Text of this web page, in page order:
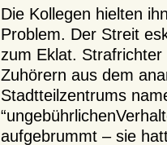
Die Kollegen hielten
Problem. Der Streit
zum Eklat.
Zuhörern aus dem
Stadtteilzentrums
aufgebrummt – sie